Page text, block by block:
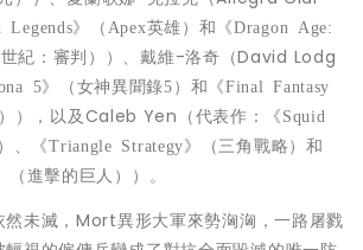
Legends》（Apex英雄） 和 《Dragon Age:
紀：審判）
）、戴維-洛奇（David Lodg
5》（女神異聞錄5） 和 《Final Fantasy
），以及Caleb Yen（代表作： 《 Squid
、 《Triangle Strategy》 （三角戰略） 和
進擊的巨人）
）。
然未滅，Mort異形大軍來勢洶洶，一路屠戮